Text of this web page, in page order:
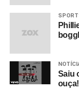
Saiu
ouça!